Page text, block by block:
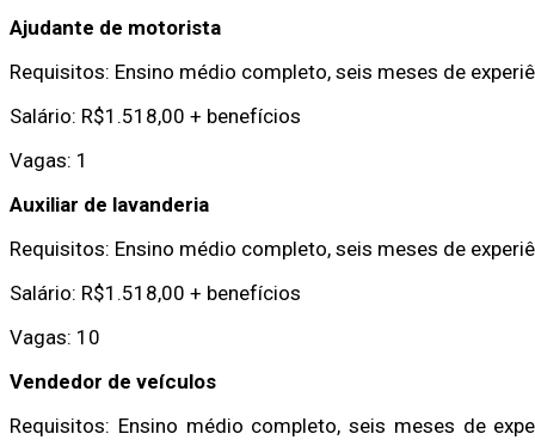
Ajudante de motorista
Requisitos: Ensino médio completo, seis meses de
Salário: R$1.518,00 + benefícios
Vagas: 1
Auxiliar de lavanderia
Requisitos: Ensino médio completo, seis meses de
Salário: R$1.518,00 + benefícios
Vagas: 10
Vendedor de veículos
Requisitos: Ensino médio completo, seis meses de